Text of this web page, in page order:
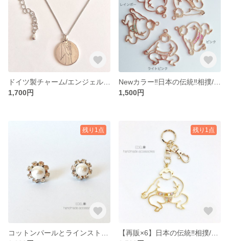
1,700円
1,500円
残り1点 残り1点